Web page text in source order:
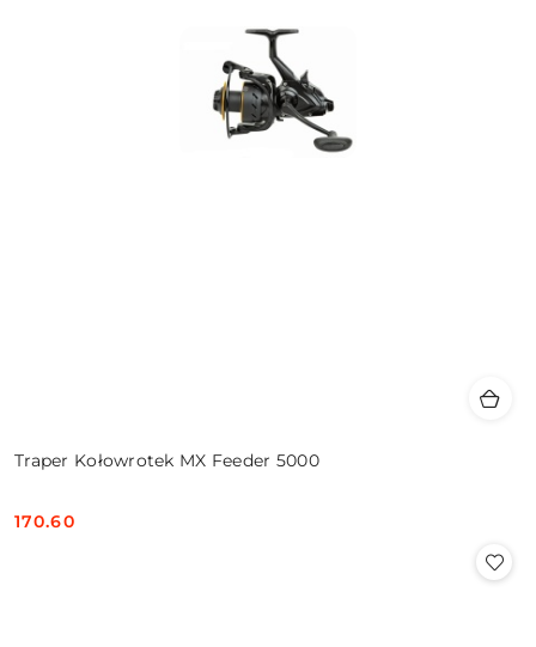
Traper Kołowrotek MX Feeder 5000
Cena:
170.60